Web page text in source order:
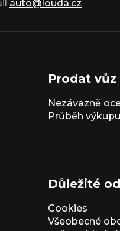
auto@louda.cz
Prodat vůz
Nezávazně
Průběh
Důležité
Cookies
Všeobecné